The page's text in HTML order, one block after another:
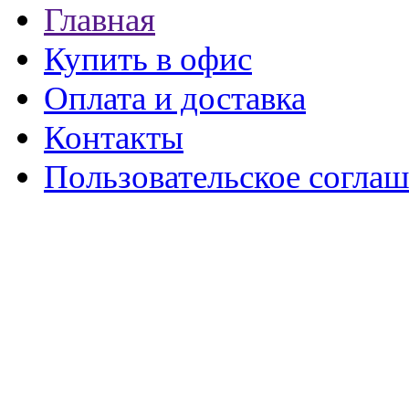
Главная
Купить в офис
Оплата и доставка
Контакты
Пользовательское